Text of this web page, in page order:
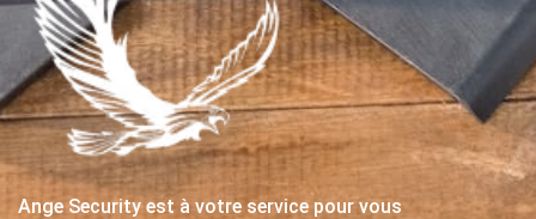
Ange Security est à votre service pour vous